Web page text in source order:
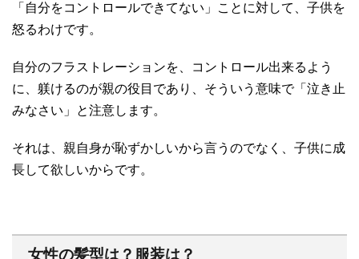
「自分をコントロールできてない」ことに対して、子供を
怒るわけです。
自分のフラストレーションを、コントロール出来るよう
に、躾けるのが親の役目であり、そういう意味で「泣き止
みなさい」と注意します。
それは、親自身が恥ずかしいから言うのでなく、子供に成
長して欲しいからです。
女性の髪型は？服装は？